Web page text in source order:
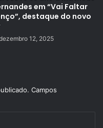
em “Vai Faltar
destaque do novo
12, 2025
Campos